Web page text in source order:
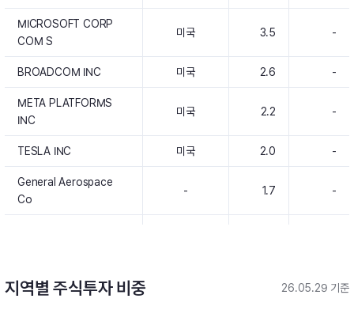
MICROSOFT CORP
COM S
미국 3.5 -
BROADCOM INC 미국 2.6 -
META PLATFORMS
INC
미국 2.2 -
TESLA INC 미국 2.0 -
General Aerospace
Co
- 1.7 -
지역별 주식투자 비중 26.05.29 기준